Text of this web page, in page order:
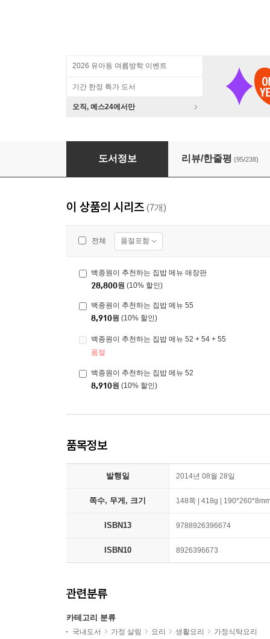
2026 유아동 여름방학 이벤트
기간 한정 특가 도서
오직, 예스24에서만
백종원이 추천하는 집밥 메뉴 52
도서정보 리뷰/한줄평 (95/238)
이 상품의 시리즈 (7개)
전체 품절포함
백종원이 추천하는 집밥 메뉴 애장판
28,800원 (10% 할인)
백종원이 추천하는 집밥 메뉴 55
8,910원 (10% 할인)
백종원이 추천하는 집밥 메뉴 52 + 54 + 55
품절
백종원이 추천하는 집밥 메뉴 52
8,910원 (10% 할인)
품목정보
발행일 2014년 08월 28일
쪽수, 무게, 크기 148쪽 | 418g |
ISBN13 9788926396674
ISBN10 8926396673
관련분류
카테고리 분류
국내도서 가정 살림 요리 생활요리 가정식탁요리